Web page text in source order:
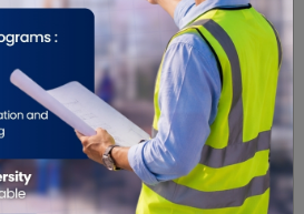
रूपमा विराटनगरको
गुरुकुलको सुशीला कोइराला
निर्देशित प्रविधि नाटक ‘मिरा
छ । शुक्रबार र शनिबार दुई दिन
मिरा मिराज मञ्चन गरिएको
सापकोटा, विजया कार्कीको